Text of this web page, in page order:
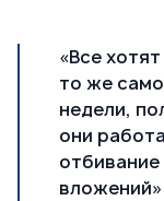
«Все
то же
недели,
они